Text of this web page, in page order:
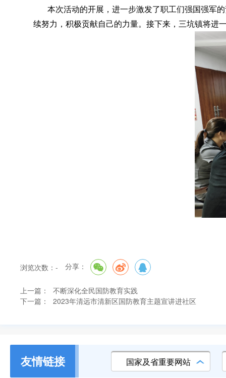
本次活动的开展 ， 进一步激发了职工们强国强军
续努力 ， 积极贡献自己的力量。接下来 ， 三坑镇将进
浏览次数： - 分享：
上一篇：
不断深化全民国防教育实践
下一篇：
2023年清远市清新区国防教育主题宣讲进社区
友情链接 国家及省重要网站